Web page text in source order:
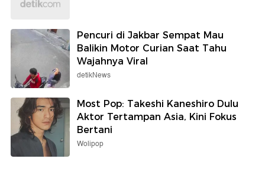
Pencuri di Jakbar Sempat Mau
Balikin Motor Curian Saat Tahu
Wajahnya Viral
detikNews
Most Pop: Takeshi Kaneshiro Dulu
Aktor Tertampan Asia, Kini Fokus
Bertani
Wolipop